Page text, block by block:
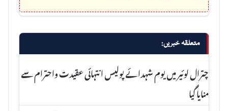
متعلقہ خبریں:
چترال لوئیر میں یوم شہدائے پولیس انتہائی عقیدت واحترام سے
منایا گیا